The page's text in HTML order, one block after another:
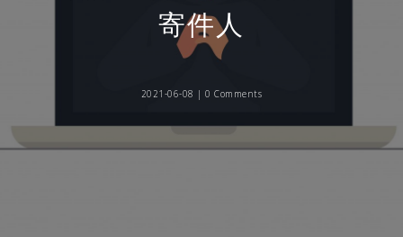
寄件人
2021-06-08 |0 Comments